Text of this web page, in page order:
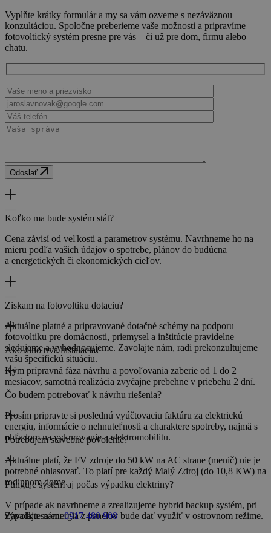
Vyplňte krátky formulár a my sa vám ozveme s nezáväznou
konzultáciou. Spoločne preberieme vaše možnosti a pripravíme
fotovoltický systém presne pre vás – či už pre dom, firmu alebo
chatu.
Odoslať
Koľko ma bude systém stát?
Cena závisí od veľkosti a parametrov systému. Navrhneme ho na
mieru podľa vašich údajov o spotrebe, plánov do budúcna
a energetických či ekonomických cieľov.
Ziskam na fotovoltiku dotaciu?
Aktuálne platné a pripravované dotačné schémy na podporu
fotovoltiku pre domácnosti, priemysel a inštitúcie pravidelne
sledujeme a vyhodnocujeme. Zavolajte nám, radi prekonzultujeme
vašu špecifickú situáciu.
Ako dlho trva inštalacia?
Kým prípravná fáza návrhu a povoľovania zaberie od 1 do 2
mesiacov, samotná realizácia zvyčajne prebehne v priebehu 2 dní.
Čo budem potrebovať k návrhu riešenia?
Prosím pripravte si poslednú vyúčtovaciu faktúru za elektrickú
energiu, informácie o nehnuteľnosti a charaktere spotreby, najmä s
ohľadom na vykurovanie a elektromobilitu.
Potrebujem stavebné povolenie?
Aktuálne platí, že FV zdroje do 50 kW na AC strane (menič) nie je
potrebné ohlasovať. To platí pre každý Malý Zdroj (do 10,8 KW) na
rodinnom dome.
Funguje systém aj počas výpadku elektriny?
V prípade ak navrhneme a zrealizujeme hybrid backup systém, pri
výpadku sa energia z panelov bude dať využiť v ostrovnom režime.
Zavolajte nám:0917 480 908